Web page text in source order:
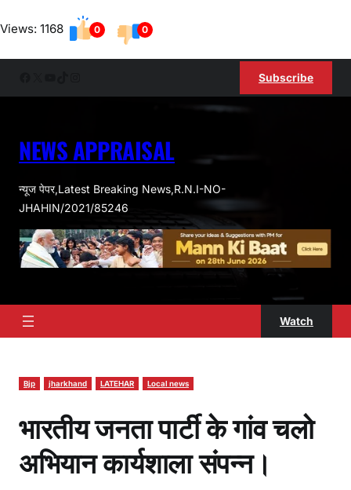
Views: 1168 0 0
Subscribe
NEWS APPRAISAL
न्यूज पेपर,Latest Breaking News,R.N.I-NO-
JHAHIN/2021/85246
Watch
Bjp jharkhand LATEHAR Local news
भारतीय जनता पार्टी के गांव चलो
अभियान कार्यशाला संपन्न।